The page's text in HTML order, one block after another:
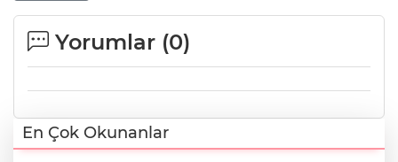
Yorumlar (0)
En Çok Okunanlar